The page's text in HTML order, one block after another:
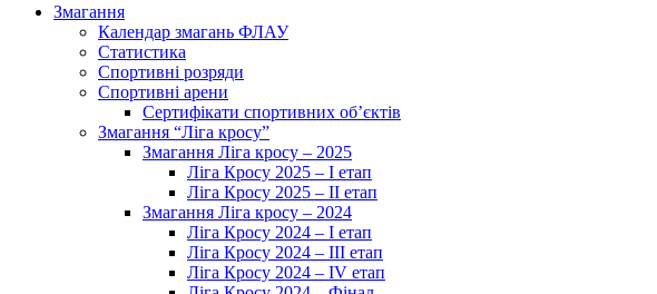
Змагання
Календар змагань ФЛАУ
Статистика
Спортивні розряди
Спортивні арени
Сертифікати спортивних об’єктів
Змагання “Ліга кросу”
Змагання Ліга кросу – 2025
Ліга Кросу 2025 – I етап
Ліга Кросу 2025 – II етап
Змагання Ліга кросу – 2024
Ліга Кросу 2024 – I етап
Ліга Кросу 2024 – III етап
Ліга Кросу 2024 – IV етап